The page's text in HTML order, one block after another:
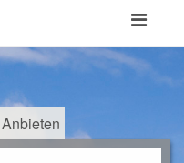
Toggle
Anbieten